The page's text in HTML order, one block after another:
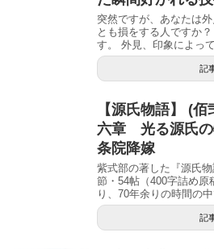
突然ですが、あなたは
とも損をする人ですか
す。 外見、印象によっ
記
【源氏物語】 (
六章 光る源氏
条院降嫁
紫式部の著した『源氏
節・54帖（400字詰め原
り、70年余りの時間の中
記